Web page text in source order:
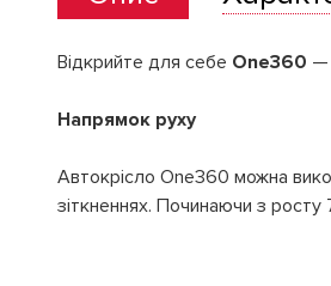
Відкрийте для себе One360 —
Напрямок руху
Автокрісло One360 можна
зіткненнях. Починаючи з